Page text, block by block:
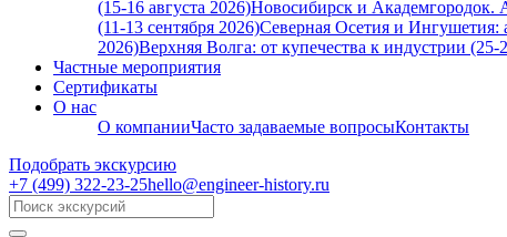
(15-16 августа 2026)Новосибирск и Академгородок.
(11-13 сентября 2026)Северная Осетия и Ингушетия:
2026)Верхняя Волга: от купечества к индустрии (25-
Частные мероприятия
Сертификаты
О нас
О компанииЧасто задаваемые вопросыКонтакты
Подобрать экскурсию
+7 (499) 322-23-25hello@engineer-history.ru